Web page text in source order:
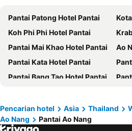
Phi Phi Dusit Bungalow
Pantai Patong Hotel Pantai
Koh Phi Phi Hotel Pantai
Pantai Mai Khao Hotel Pantai
Ao
Pantai Kata Hotel Pantai
Pantai Bang Tao Hotel Pantai
Phang Nga Hotel Pantai
Koh
Klong Muang Hotel Pantai
Pencarian hotel Asia Thailand
Ao Nang
Pantai Ao Nang